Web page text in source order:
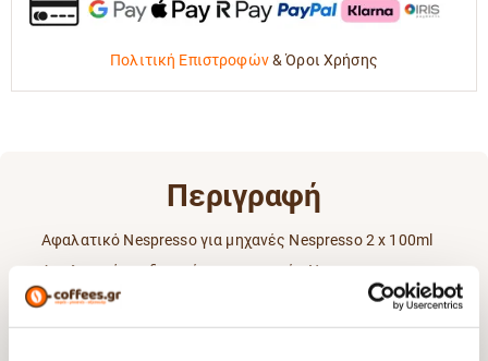
Πολιτική Επιστροφών&Όροι Χρήσης
Περιγραφή
Αφαλατικό Nespresso για μηχανές Nespresso 2 x 100ml
Αφαλατικό σχεδιασμένο για μηχανές Nespresso.
Καθαρίζει αποτελεσματικά τη μηχανή από τη
συσσώρευση αλάτων, επιμηκύνοντας τη διάρκεια ζωής